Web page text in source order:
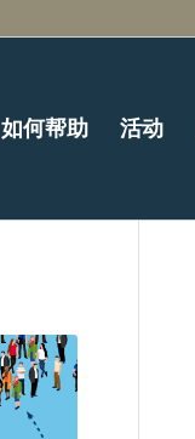
如何帮助 活动